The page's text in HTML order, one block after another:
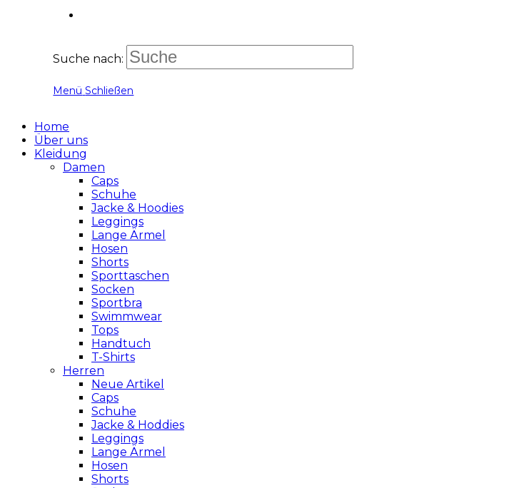
Suche nach:
Menü Schließen
Home
Über uns
Kleidung
Damen
Caps
Schuhe
Jacke & Hoodies
Leggings
Lange Ärmel
Hosen
Shorts
Sporttaschen
Socken
Sportbra
Swimmwear
Tops
Handtuch
T-Shirts
Herren
Neue Artikel
Caps
Schuhe
Jacke & Hoddies
Leggings
Lange Ärmel
Hosen
Shorts